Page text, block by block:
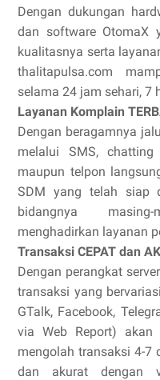
Dengan dukungan
dan software OtomaX
kualitasnya serta
thalitapulsa.com
selama 24 jam sehari, 7
Layanan Komplain
Dengan beragamnya
melalui SMS,
maupun telpon
SDM yang telah siap
bidangnya
menghadirkan layanan
Transaksi CEPAT dan
Dengan perangkat
transaksi yang
GTalk, Facebook,
via Web Report) akan
mengolah transaksi 4-7
dan akurat dengan